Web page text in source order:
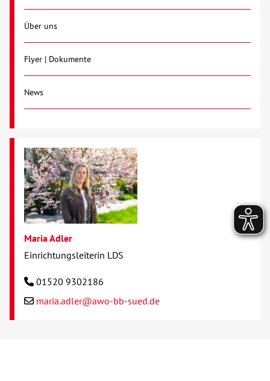
Über uns
Flyer | Dokumente
News
Maria Adler
Einrichtungsleiterin LDS
01520 9302186
maria.adler@awo-bb-sued.de